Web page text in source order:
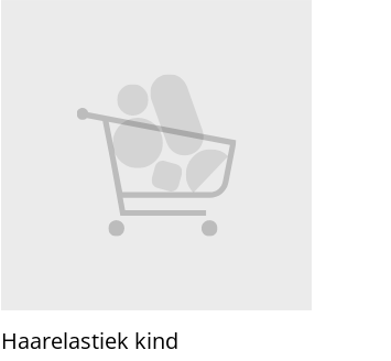
Haarelastiek kind